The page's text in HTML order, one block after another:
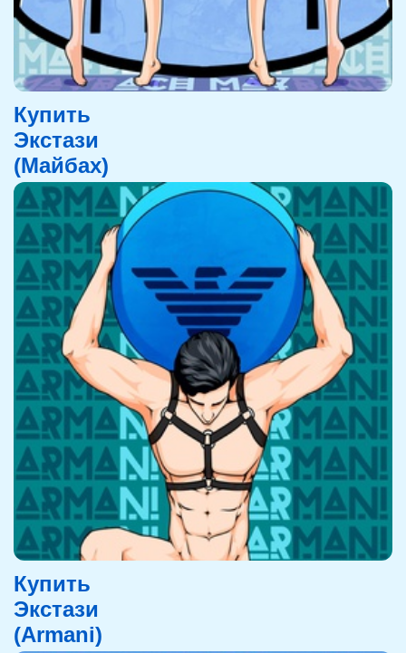
Купить
Экстази
(Майбах)
Купить
Экстази
(Armani)